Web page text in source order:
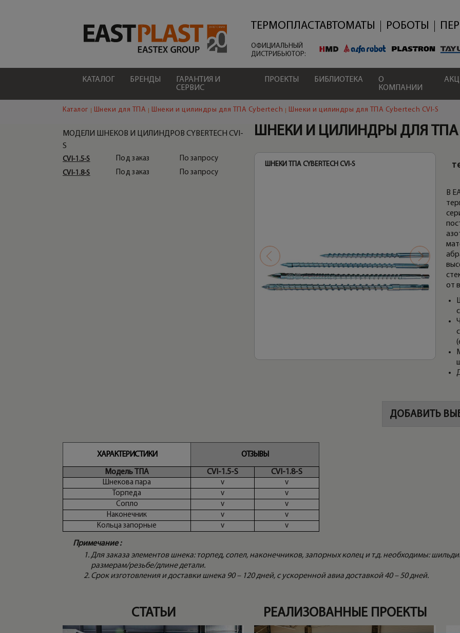
содержанию
ТЕРМОПЛАСТАВТОМАТЫ РОБОТЫ
ОФИЦИАЛЬНЫЙ
ДИСТРИБЬЮТОР:
КАТАЛОГ БРЕНДЫ
ГАРАНТИЯ И
СЕРВИС
ПРОЕКТЫ БИБЛИОТЕКА
О
КОМПАНИИ
Каталог Шнеки для ТПА Шнеки и цилиндры для ТПА Cybertech Шнеки и цилиндры для ТПА Cybertech CVI-S
МОДЕЛИ ШНЕКОВ И ЦИЛИНДРОВ CYBERTECH CVI-
S
CVI-1.5-S Под заказ
По запросу
CVI-1.8-S
Под заказ По запросу
ШНЕКИ И ЦИЛИНДРЫ ДЛЯ ТПА
СОПЛА ДЛЯ ШНЕКА ТПА
CYBERTECH CVI-S
ШНЕКИ ТПА CYBERTECH CVI-S
В
от
ДОБАВИТЬ
ХАРАКТЕРИСТИКИ ОТЗЫВЫ
Модель ТПА
Шнекова пара
Торпеда
Сопло
Наконечник
Кольца запорные
CVI-1.5-S CVI-1.8-S
v
v
v
v
v
v
v
v
v
v
Примечание :
Для заказа элементов шнека: торпед, сопел, наконечников, запорных колец и т.д. необходимы:
размерам/резьбе/длине детали.
Срок изготовления и доставки шнека 90 – 120 дней, с ускоренной авиа доставкой 40 – 50 дней.
СТАТЬИ РЕАЛИЗОВАННЫЕ ПРОЕКТЫ